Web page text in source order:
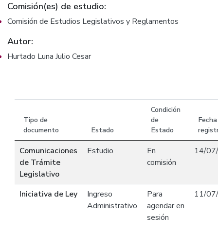
Estado de Jalisco.(F.2210)
Comisión(es) de estudio:
Comisión de Estudios Legislativos y Reglamentos
Autor:
Hurtado Luna Julio Cesar
Tipo de
documento
Estado
Condición
de
Estado
Comunicaciones
de Trámite
Legislativo
Estudio
En
comisión
14/
Iniciativa de Ley
Ingreso
Administrativo
Para
agendar en
sesión
11/